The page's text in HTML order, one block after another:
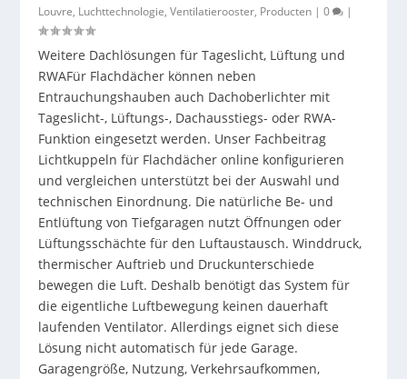
Louvre, Luchttechnologie,Ventilatierooster, Producten |0 |
Weitere Dachlösungen für Tageslicht, Lüftung und
RWAFür Flachdächer können neben
Entrauchungshauben auch Dachoberlichter mit
Tageslicht-, Lüftungs-, Dachausstiegs- oder RWA-
Funktion eingesetzt werden. Unser Fachbeitrag
Lichtkuppeln für Flachdächer online konfigurieren
und vergleichen unterstützt bei der Auswahl und
technischen Einordnung. Die natürliche Be- und
Entlüftung von Tiefgaragen nutzt Öffnungen oder
Lüftungsschächte für den Luftaustausch. Winddruck,
thermischer Auftrieb und Druckunterschiede
bewegen die Luft. Deshalb benötigt das System für
die eigentliche Luftbewegung keinen dauerhaft
laufenden Ventilator. Allerdings eignet sich diese
Lösung nicht automatisch für jede Garage.
Garagengröße, Nutzung, Verkehrsaufkommen,